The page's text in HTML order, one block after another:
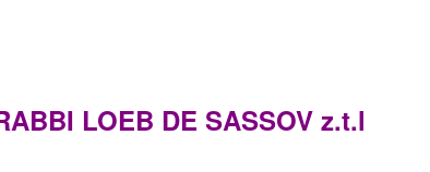
LOEB DE SASSOV z.t.l